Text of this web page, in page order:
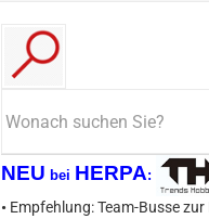
NEU bei HERPA:
• Empfehlung: Team-Busse